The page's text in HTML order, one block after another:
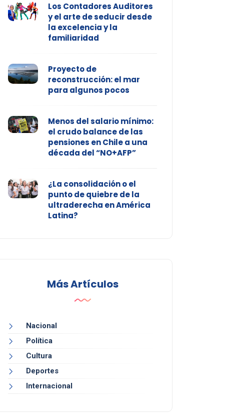
Los Contadores Auditores
y el arte de seducir desde
la excelencia y la
familiaridad
Proyecto de
reconstrucción: el mar
para algunos pocos
Menos del salario mínimo:
el crudo balance de las
pensiones en Chile a una
década del “NO+AFP”
¿La consolidación o el
punto de quiebre de la
ultraderecha en América
Latina?
Más Artículos
Nacional
Política
Cultura
Deportes
Internacional